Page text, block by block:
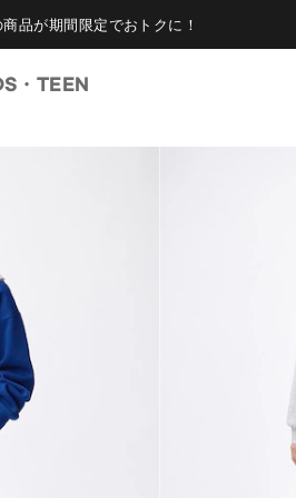
品が期間限定でおトクに！
・TEEN